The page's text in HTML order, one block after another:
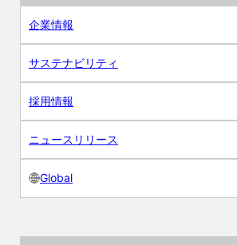
企業情報
サステナビリティ
採用情報
ニュースリリース
Global